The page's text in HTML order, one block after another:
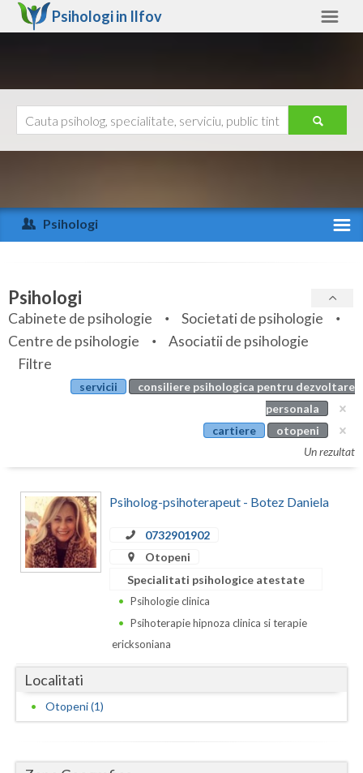
Psihologi in Ilfov
Arad
Arges
Bihor
Bistrita-Nasaud
Botosani
Bucuresti
Buzau
Calarasi
Caras-Severin
Covasna
Dambovita
Galati
Ajutor
Psihologi
Specialitati
Servicii
Articole
Evenimente
Psihologi
Cabinete de psihologie
Societati de psihologie
Centre de psihologie
Asociatii de psihologie
Filtre
servicii
consiliere psihologica pentru dezvoltare
personala
cartiere
otopeni
Un rezultat
Psiholog-psihoterapeut - Botez Daniela
0732901902
Otopeni
Specialitati psihologice atestate
Psihologie clinica
Psihoterapie hipnoza clinica si terapie
ericksoniana
Localitati
Otopeni (1)